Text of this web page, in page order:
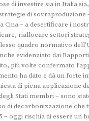
di investire sia in Italia
di sovraproduzione
Cina – a desertificare i
riallocare settori
quadro normativo
evidenziato dai
più volte confermato
ha dato e dà un forte
di piena applicazione
Stati membri – sono
di decarbonizzazione che
– oggi rischia di essere un